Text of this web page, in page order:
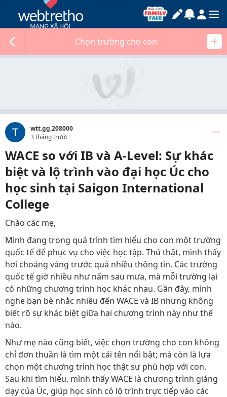
Chọn trường cho con
wtt.gg.208000
3 tháng trước
WACE so với IB và A-Level: Sự khác
biệt và lộ trình vào đại học Úc cho
học sinh tại Saigon International
College
Chào các mẹ,
Mình đang trong quá trình tìm hiểu cho con một trường
quốc tế để phục vụ cho việc học tập. Thú thật, mình thấy
hơi choáng váng trước quá nhiều thông tin. Các trường
quốc tế giờ nhiều như nấm sau mưa, mà mỗi trường lại
có những chương trình học khác nhau. Gần đây, mình
nghe bạn bè nhắc nhiều đến WACE và IB nhưng không
biết rõ sự khác biệt giữa hai chương trình này như thế
nào.
Như mẹ nào cũng biết, việc chọn trường cho con không
chỉ đơn thuần là tìm một cái tên nổi bật; mà còn là lựa
chọn một chương trình học thật sự phù hợp với con.
Sau khi tìm hiểu, mình thấy WACE là chương trình giảng
dạy của Úc, giúp học sinh có lộ trình trực tiếp vào các